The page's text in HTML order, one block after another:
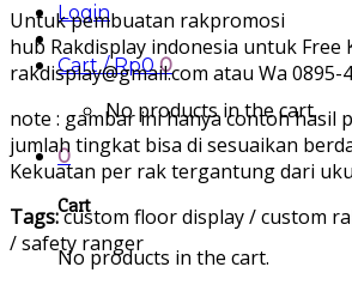
Login
Cart /Rp0 0
No products in the cart.
0
Cart
No products in the cart.
Untuk pembuatan rakpromosi
hub Rakdisplay indonesia untuk Free
rakdisplay@gmail.com atau Wa 0895-
note : gambar ini hanya contoh hasil
jumlah tingkat bisa di sesuaikan
Kekuatan per rak tergantung dari
Tags:custom floor display / custom
/ safety ranger